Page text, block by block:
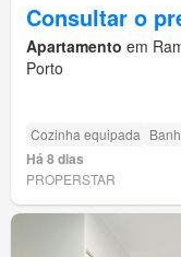
Consultar o
Apartamento em
Porto
Cozinha equipada
Há 8 dias
PROPERSTAR